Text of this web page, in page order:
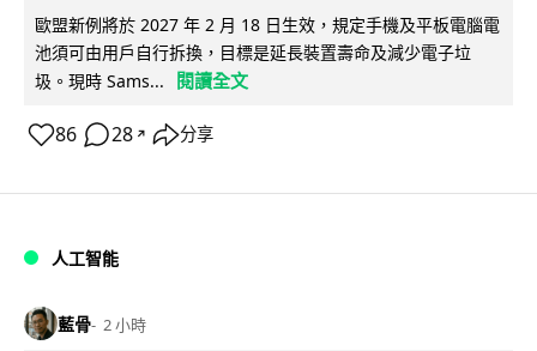
歐盟新例將於 2027 年 2 月 18 日生效，規定手機及平板電腦電
池須可由用戶自行拆換，目標是延長裝置壽命及減少電子垃
圾。現時 Sams...
閱讀全文
86 28 ↗ 分享
人工智能
藍骨 2 小時